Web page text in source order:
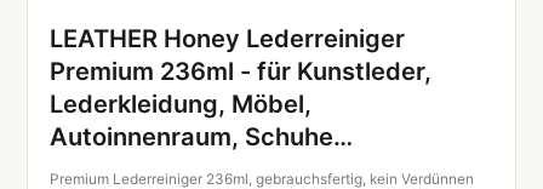
LEATHER Honey Lederreiniger
Premium 236ml - für Kunstleder,
Lederkleidung, Möbel,
Autoinnenraum, Schuhe…
Premium Lederreiniger 236ml, gebrauchsfertig, kein Verdünnen